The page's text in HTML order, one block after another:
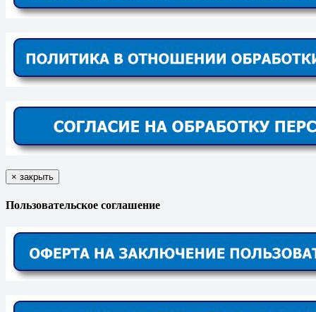
× закрыть
Пользовательское соглашение